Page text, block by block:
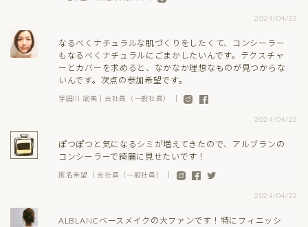
2024/04/22
なるべくナチュラルな肌づくりをしたくて、コンシーラー
もなるべくナチュラルにごまかしたいんです。テクスチャ
ーとカバーを求めると、なかなか理想なものが見つからな
いんです。次点の参加希望です。
宇田川 諭美｜会社員（一般社員） ｜
2024/04/22
ぽつぽつと気になるシミが増えてきたので、アルブランの
コンシーラーで綺麗に見せたいです！
匿名希望 ｜会社員（一般社員） ｜
2024/04/22
ALBLANCベースメイクの大ファンです！特にフィニッシ